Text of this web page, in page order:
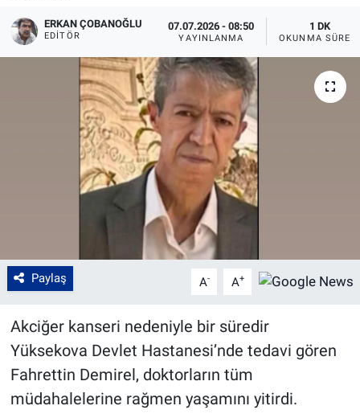
ERKAN ÇOBANOĞLU
EDITÖR
07.07.2026 - 08:50
YAYINLANMA
1 DK
OKUNMA SÜRESI
Paylaş A- A+
Akciğer kanseri nedeniyle bir süredir
Yüksekova Devlet Hastanesi’nde tedavi gören
Fahrettin Demirel, doktorların tüm
müdahalelerine rağmen yaşamını yitirdi.
Haber Arşivi